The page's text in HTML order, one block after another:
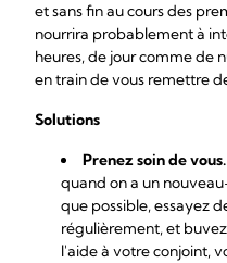
et sans fin au cours des
nourrira probablement à
heures, de jour comme de
en train de vous remettre
Solutions
Prenez soin de vous.
quand on a un
que possible, essayez
régulièrement, et
l'aide à votre conjoint,